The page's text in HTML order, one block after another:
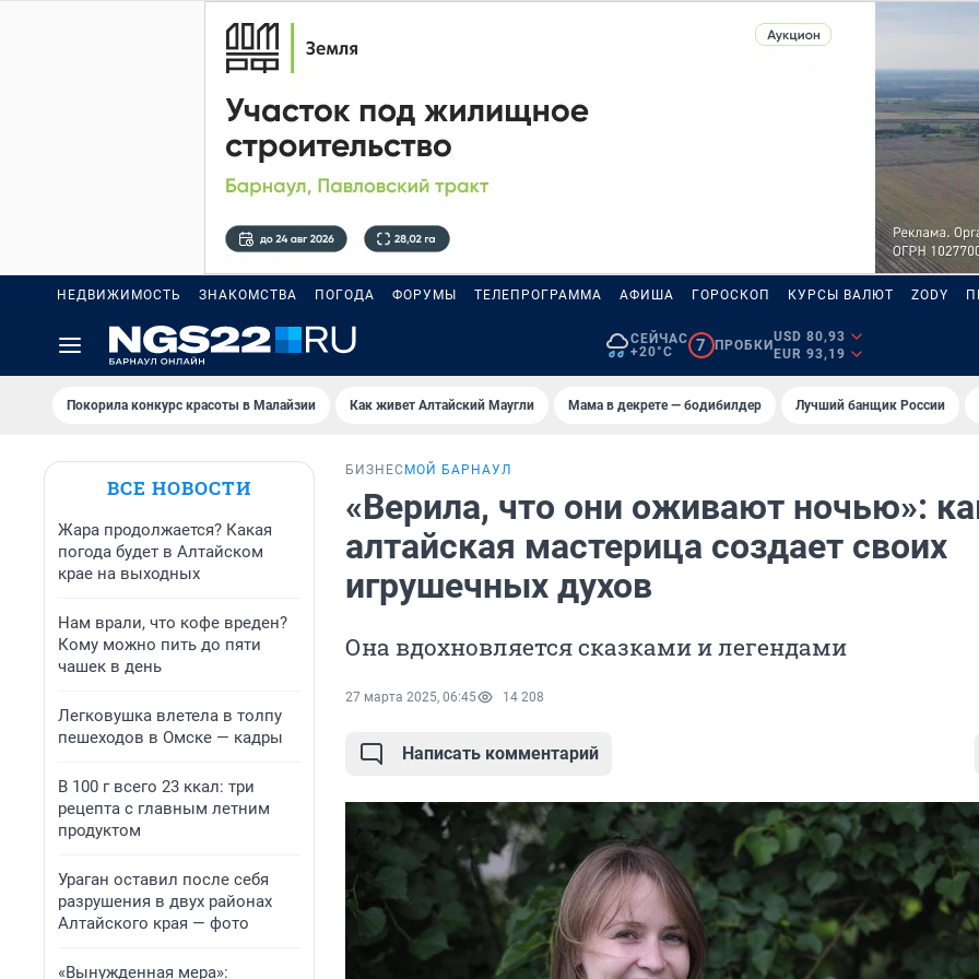
НЕДВИЖИМОСТЬ ЗНАКОМСТВА ПОГОДА ФОРУМЫ ТЕЛЕПРОГРАММА АФИША ГОРОСКОП КУРСЫ ВАЛЮТ ZODY
СЕЙЧАС
+20°C
7 ПРОБКИ
USD 80,93
EUR 93,19
Покорила конкурс красоты в Малайзии Как живет Алтайский Маугли Мама в декрете — бодибилдер Лучший банщик России
ВСЕ НОВОСТИ
Жара продолжается? Какая
погода будет в Алтайском
крае на выходных
Нам врали, что кофе вреден?
Кому можно пить до пяти
чашек в день
Легковушка влетела в толпу
пешеходов в Омске — кадры
В 100 г всего 23 ккал: три
рецепта с главным летним
продуктом
Ураган оставил после себя
разрушения в двух районах
Алтайского края — фото
«Вынужденная мера»:
БИЗНЕС МОЙ БАРНАУЛ
«Верила, что они оживают ночью»:
алтайская мастерица создает своих
игрушечных духов
Она вдохновляется сказками и легендами
27 марта 2025, 06:45 14 208
Написать комментарий